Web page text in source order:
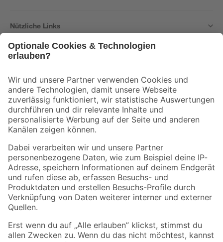
Nützliche Links
Der toom Newsletter: Keine Angebote und Aktionen mehr verpassen!
Zur Newsletter Anmeldung
Folge uns
Zahlungsarten Versandarten
Sicher einkaufen